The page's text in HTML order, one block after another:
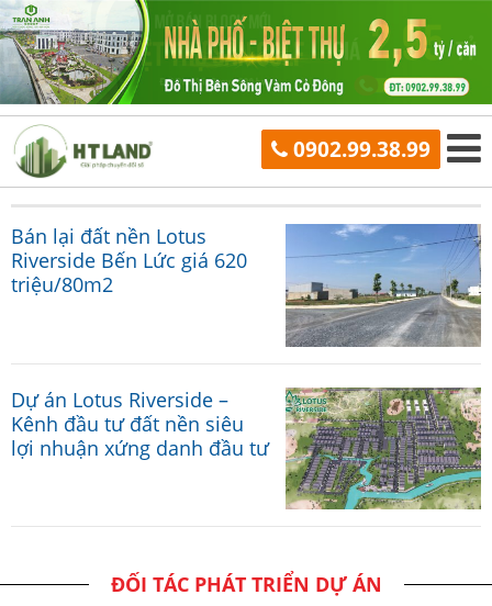
0902.99.38.99
Bán lại đất nền Lotus
Riverside Bến Lức giá 620
triệu/80m2
Dự án Lotus Riverside –
Kênh đầu tư đất nền siêu
lợi nhuận xứng danh đầu tư
ĐỐI TÁC PHÁT TRIỂN DỰ ÁN